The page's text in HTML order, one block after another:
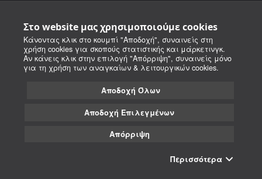
Στο website μας χρησιμοποιούμε cookies
Κάνοντας κλικ στο κουμπί "Αποδοχή", συναινείς στη
χρήση cookies για σκοπούς στατιστικής και μάρκετινγκ.
Αν κάνεις κλικ στην επιλογή "Απόρριψη", συναινείς μόνο
για τη χρήση των αναγκαίων & λειτουργικών cookies.
Αποδοχή Όλων
Αποδοχή Επιλεγμένων
Απόρριψη
Περισσότερα